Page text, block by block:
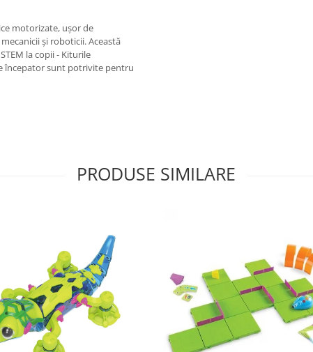
motorizate, ușor de
și roboticii. Această
la copii - Kiturile
începator sunt potrivite pentru
PRODUSE SIMILARE